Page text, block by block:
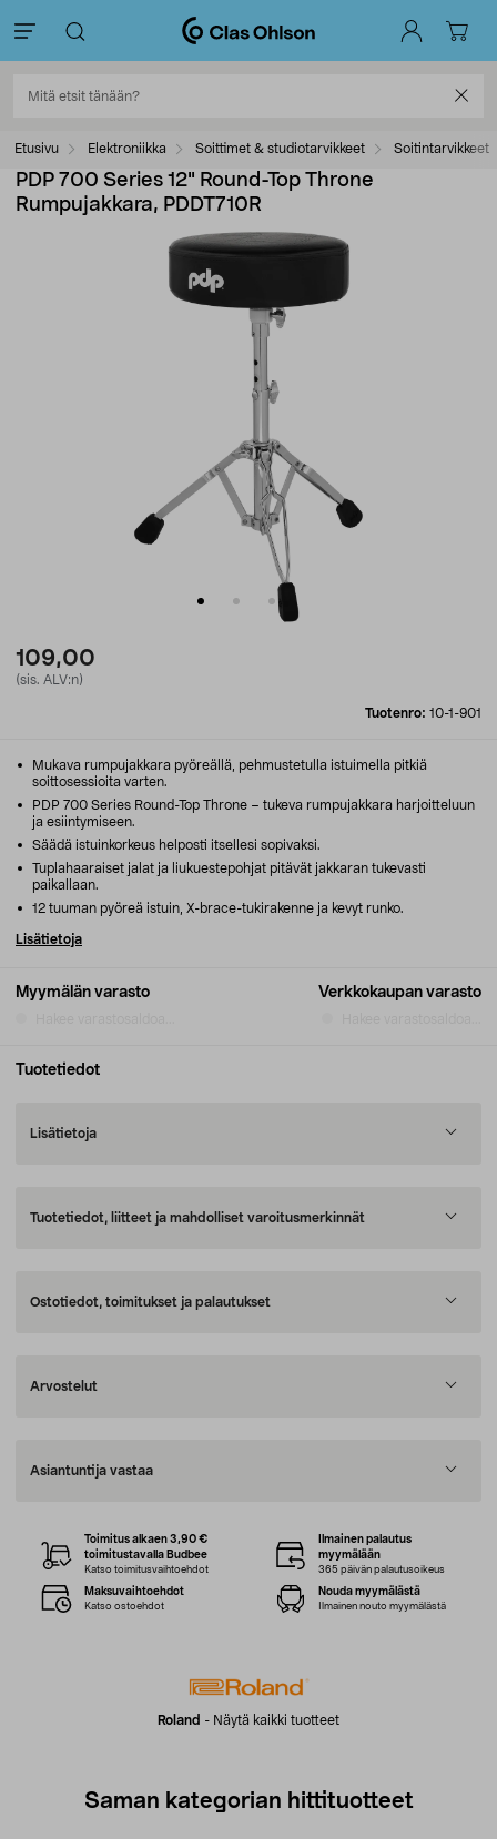
Etusivu Elektroniikka Soittimet & studiotarvikkeet Soitintarvikkeet
PDP 700 Series 12" Round-Top Throne
Rumpujakkara, PDDT710R
109,00
(sis. ALV:n)
Tuotenro: 10-1-901
Myymälän varasto Verkkokaupan varasto
Mukava rumpujakkara pyöreällä, pehmustetulla istuimella pitkiä
soittosessioita varten.
PDP 700 Series Round-Top Throne – tukeva rumpujakkara harjoitteluun
ja esiintymiseen.
Säädä istuinkorkeus helposti itsellesi sopivaksi.
Tuplahaaraiset jalat ja liukuestepohjat pitävät jakkaran tukevasti
paikallaan.
12 tuuman pyöreä istuin, X-brace-tukirakenne ja kevyt runko.
Lisätietoja
Tuotetiedot
Lisätietoja
Tuotetiedot, liitteet ja mahdolliset varoitusmerkinnät
Ostotiedot, toimitukset ja palautukset
Arvostelut
Asiantuntija vastaa
Roland - Näytä kaikki tuotteet
Toimitus alkaen 3,90 €
toimitustavalla Budbee
Katso toimitusvaihtoehdot
Ilmainen palautus
myymälään
365 päivän palautusoikeus
Maksuvaihtoehdot
Katso ostoehdot
Nouda myymälästä
Ilmainen nouto myymälästä
Saman kategorian hittituotteet